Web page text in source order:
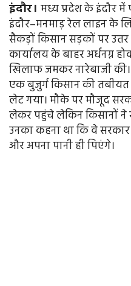
इंदौर। मध्य प्रदेश के इंदौर में
इंदौर–मनमाड़ रेल लाइन के
सैकड़ों किसान सड़कों पर
कार्यालय के बाहर अर्धनग्न
खिलाफ जमकर नारेबाजी की।
एक बुजुर्ग किसान की
लेट गया। मौके पर मौजूद
लेकर पहुंचे लेकिन किसानों ने
उनका कहना था कि वे सरकार
और अपना पानी ही पिएंगे।